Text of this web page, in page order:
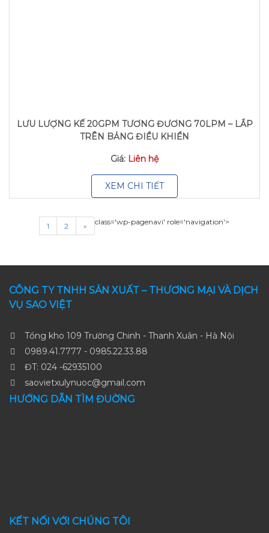
LƯU LƯỢNG KẾ 20GPM TƯƠNG ĐƯƠNG 70LPM – LẮP
TRÊN BẢNG ĐIỀU KHIỂN
Giá: Liên hệ
XEM CHI TIẾT
class='wp-pagenavi' role='navigation'>
1 2 »
CÔNG TY TNHH SẢN XUẤT – THƯƠNG MẠI VÀ DỊCH
VỤ SAO VIỆT
Tổng kho 109 Trường Chinh - Thanh Xuân - Hà Nội
0989.41.7777 - 0985.22.33.88
ĐT: 024 -62935100
saovietxulynuoc@gmail.com
HƯỚNG DẪN TÌM ĐUỜNG
KẾT NỐI VỚI CHÚNG TÔI